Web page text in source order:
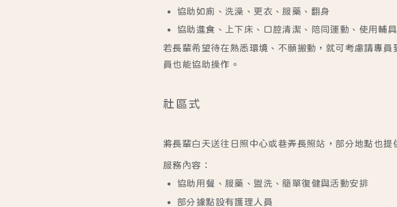
協助如廁、洗澡、更衣、服藥、翻身
協助進食、上下床、口腔清潔、陪同運動、使用輔具
若長輩希望待在熟悉環境、不願搬動，就可考慮請專
員也能協助操作。
社區式
將長輩白天送往日照中心或巷弄長照站，部分地點也提
服務內容：
協助用餐、服藥、盥洗、簡單復健與活動安排
部分據點設有護理人員